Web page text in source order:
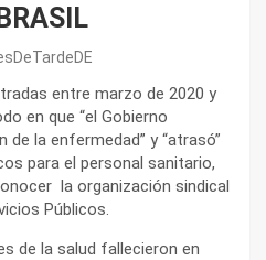
entre marzo de 2020 y
en que “el Gobierno
la enfermedad” y “atrasó”
para el personal sanitario,
la organización sindical
Públicos.
de la salud fallecieron en